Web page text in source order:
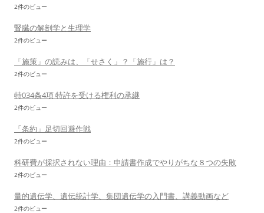
2件のビュー
腎臓の解剖学と生理学
2件のビュー
「施策」の読みは、「せさく」？「施行」は？
2件のビュー
特034条4項 特許を受ける権利の承継
2件のビュー
「条約」足切回避作戦
2件のビュー
科研費が採択されない理由：申請書作成でやりがちな８つの失敗
2件のビュー
量的遺伝学、遺伝統計学、集団遺伝学の入門書、講義動画など
2件のビュー